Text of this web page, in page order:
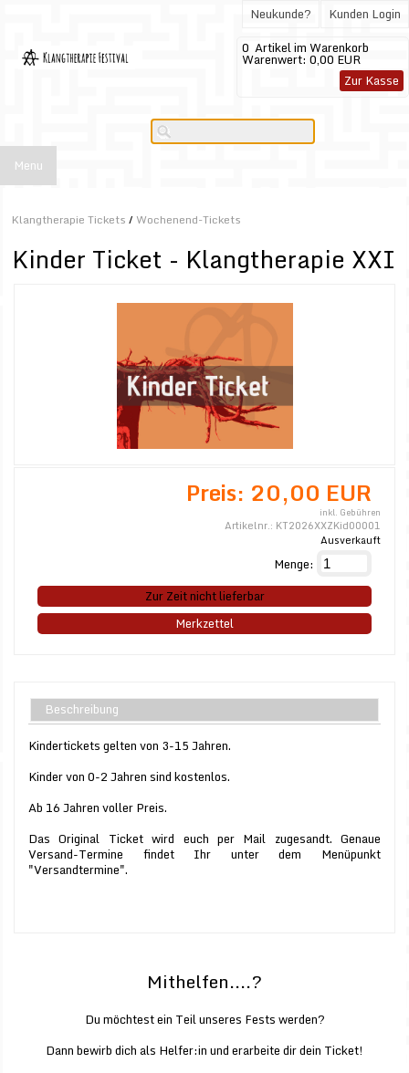
Kunden Login
Neukunde?
0 Artikel im Warenkorb
Warenwert: 0,00 EUR
Zur Kasse
Menu
Klangtherapie Tickets / Wochenend-Tickets
Kinder Ticket - Klangtherapie XXI
Preis: 20,00 EUR
inkl. Gebühren
Artikelnr.: KT2026XXZKid00001
Ausverkauft
Menge:
Zur Zeit nicht lieferbar
Merkzettel
Beschreibung
Kindertickets gelten von 3-15 Jahren.
Kinder von 0-2 Jahren sind kostenlos.
Ab 16 Jahren voller Preis.
Das Original Ticket wird euch per Mail zugesandt. Genaue
Versand-Termine findet Ihr unter dem Menüpunkt
"Versandtermine".
Mithelfen....?
Du möchtest ein Teil unseres Fests werden?
Dann bewirb dich als Helfer:in und erarbeite dir dein Ticket!